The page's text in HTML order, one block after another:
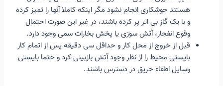
هستند جوشکاری انجام نشود مگر اینکه کاملا آنها را تمیز کرده
و با یک گاز بی اثر پر کرده باشند، در غیر این صورت احتمال
وقوع انفجار، آتش سوزی یا پخش بخارات سمی وجود دارد.
قبل از خروج از محل کار و حداقل سی دقیقه پس از اتمام کار
بایستی محیط را از نظر وجود آتش بازبینی کرد و حتما بایستی
وسایل اطفاء حریق در دسترس باشند.